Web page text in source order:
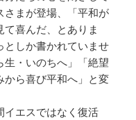
さまが登場、「平和が
喜んだ、とありま
としか書かれていませ
生・いのちへ」「絶望
から喜び平和へ」と変
イエスではなく復活